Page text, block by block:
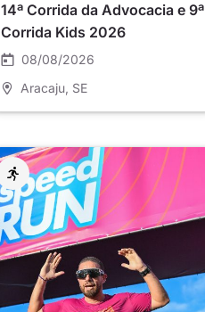
14ª Corrida da Advocacia e 9ª
Corrida Kids 2026
08/08/2026
Aracaju , SE